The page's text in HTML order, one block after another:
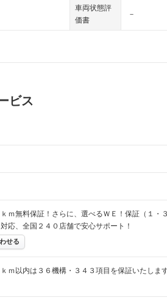
車両状態評
価書
－
ビス
ｍ無料保証！さらに、選べるＷＥ！保証（１・
応、全国２４０店舗で安心サポート！
せる
ｍ以内は３６機構・３４３項目を保証いたしま